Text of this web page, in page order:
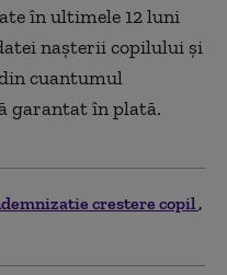
în ultimele 12 luni
nașterii copilului și
cuantumul
garantat în plată.
crestere copil